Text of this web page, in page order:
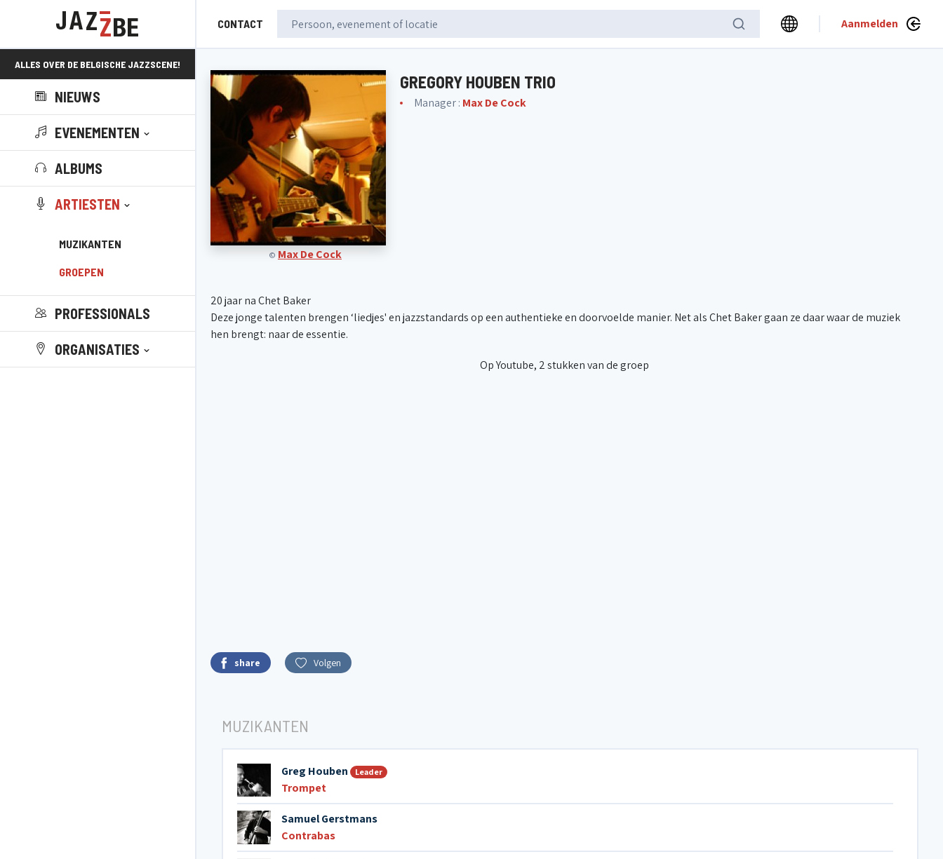
CONTACT Aanmelden
ALLES OVER DE BELGISCHE JAZZSCENE!
NIEUWS
EVENEMENTEN
ALBUMS
ARTIESTEN
MUZIKANTEN
GROEPEN
PROFESSIONALS
ORGANISATIES
© Max De Cock
GREGORY HOUBEN TRIO
Manager : Max De Cock
20 jaar na Chet Baker
Deze jonge talenten brengen ‘liedjes' en jazzstandards op een authentieke en doorvoelde manier. Net als Chet Baker gaan ze daar waar de muziek
hen brengt: naar de essentie.
Op Youtube, 2 stukken van de groep
share Volgen
MUZIKANTEN
Greg Houben Leader
Trompet
Samuel Gerstmans
Contrabas